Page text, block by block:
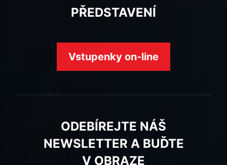
PŘEDSTAVENÍ
Vstupenky on-line
ODEBÍREJTE NÁŠ
NEWSLETTER A BUĎTE
V OBRAZE